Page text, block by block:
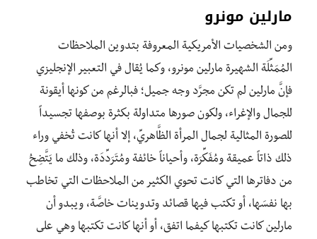
مارلين مونرو
ومن الشخصيات الأمريكية المعروفة بتدوين الملاحظات
المُمَثِّلَة الشهيرة مارلين مونرو، وكما يُقال في التعبير الإنجليزي
فإنَّ مارلين لم تكن مجرَّد وجه جميل؛ فبالرغم من كونها أيقونة
للجمال والإغراء، ولكون صورها متداولة بكثرة بوصفها تجسيداً
للصورة المثالية لجمال المرأة الظَّاهريِّ، إلا أنها كانت تُخفي وراء
ذلك ذاتاً عميقة ومُفَكِّرَة، وأحياناً خائفة ومُتَرَدِّدَة، وذلك ما يَتَّضِحُ
من دفاترها التي كانت تحوي الكثير من الملاحظات التي تخاطب
بها نفسَها، أو تكتب فيها قصائد وتدوينات خاصَّة، ويبدو أن
مارلين كانت تكتبها كيفما اتفق، أو أنها كانت تكتبها وهي على